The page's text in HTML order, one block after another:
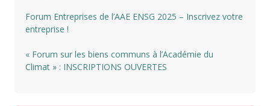
Forum Entreprises de l’AAE ENSG 2025 – Inscrivez votre
entreprise !
« Forum sur les biens communs à l’Académie du
Climat » : INSCRIPTIONS OUVERTES